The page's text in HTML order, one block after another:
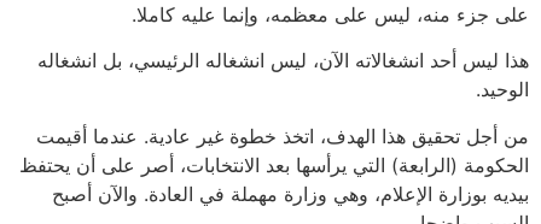
على جزء منه، ليس على معظمه، وإنما عليه كاملا.
هذا ليس أحد انشغالاته الآن، ليس انشغاله الرئيسي، بل انشغاله
الوحيد.
من أجل تحقيق هذا الهدف، اتخذ خطوة غير عادية. عندما أقيمت
الحكومة (الرابعة) التي يرأسها بعد الانتخابات، أصر على أن يحتفظ
بيديه بوزارة الإعلام، وهي وزارة مهملة في العادة. والآن أصبح